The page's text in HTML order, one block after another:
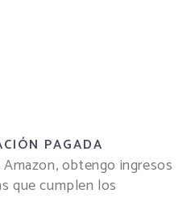
PAGADA
obtengo ingresos
que cumplen los